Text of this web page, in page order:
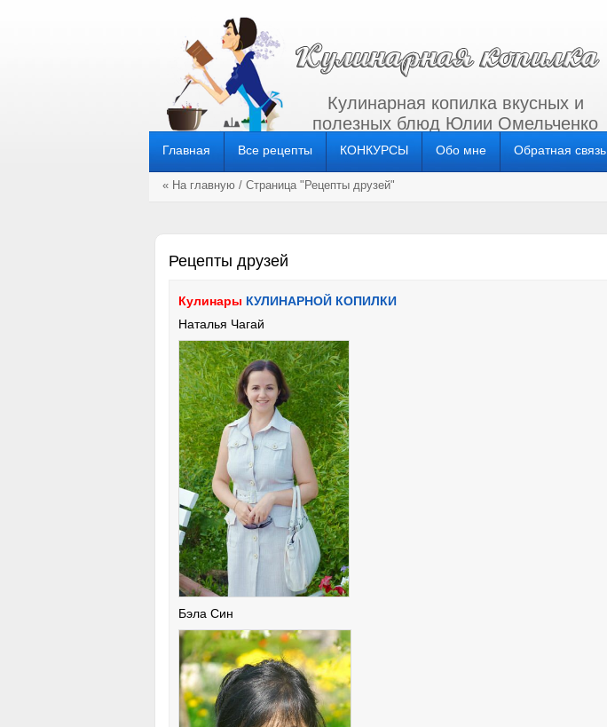
Кулинарная копилка вкусных и
полезных блюд Юлии Омельченко
Главная Все рецепты КОНКУРСЫ Обо мне Обратная связь
« На главную / Страница "Рецепты друзей"
Рецепты друзей
Кулинары КУЛИНАРНОЙ КОПИЛКИ
Наталья Чагай
Бэла Син